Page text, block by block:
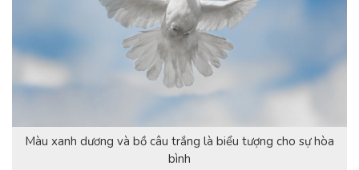
Màu xanh dương và bồ câu trắng là biểu tượng cho sự hòa
bình